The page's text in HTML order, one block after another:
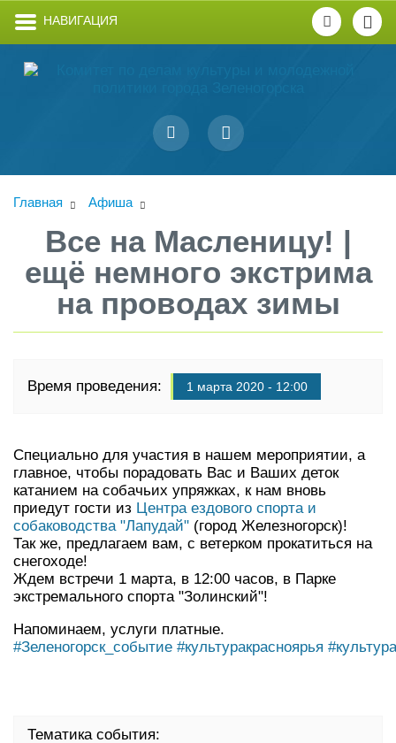
НАВИГАЦИЯ
Главная Афиша
Все на Масленицу! |
ещё немного экстрима
на проводах зимы
Время проведения: 1 марта 2020 - 12:00
Специально для участия в нашем мероприятии, а
главное, чтобы порадовать Вас и Ваших деток
катанием на собачьих упряжках, к нам вновь
приедут гости из Центра ездового спорта и
собаководства "Лапудай" (город Железногорск)!
Так же, предлагаем вам, с ветерком прокатиться на
снегоходе!
Ждем встречи 1 марта, в 12:00 часов, в Парке
экстремального спорта "Золинский"!
Напоминаем, услуги платные.
#Зеленогорск_событие #культуракрасноярья
Тематика события: